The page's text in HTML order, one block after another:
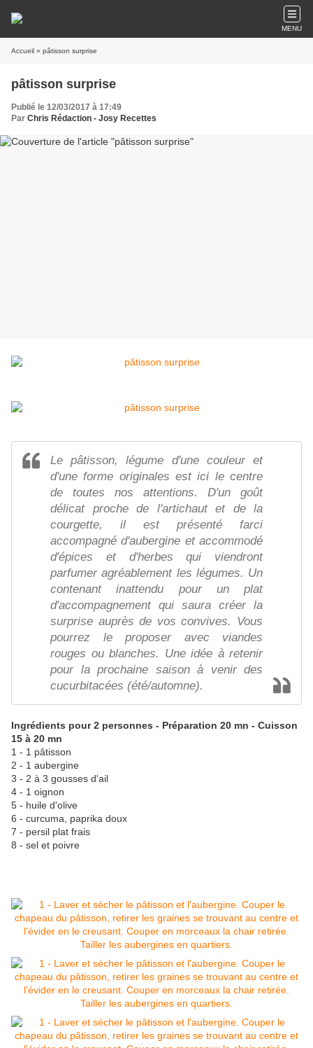
MENU
Accueil » pâtisson surprise
pâtisson surprise
Publié le 12/03/2017 à 17:49
Par Chris Rédaction - Josy Recettes
Le pâtisson, légume d'une couleur et
d'une forme originales est ici le centre
de toutes nos attentions. D'un goût
délicat proche de l'artichaut et de la
courgette, il est présenté farci
accompagné d'aubergine et accommodé
d'épices et d'herbes qui viendront
parfumer agréablement les légumes. Un
contenant inattendu pour un plat
d'accompagnement qui saura créer la
surprise auprès de vos convives. Vous
pourrez le proposer avec viandes
rouges ou blanches. Une idée à retenir
pour la prochaine saison à venir des
cucurbitacées (été/automne).
Ingrédients pour 2 personnes - Préparation 20 mn - Cuisson
15 à 20 mn
1 - 1 pâtisson
2 - 1 aubergine
3 - 2 à 3 gousses d'ail
4 - 1 oignon
5 - huile d'olive
6 - curcuma, paprika doux
7 - persil plat frais
8 - sel et poivre